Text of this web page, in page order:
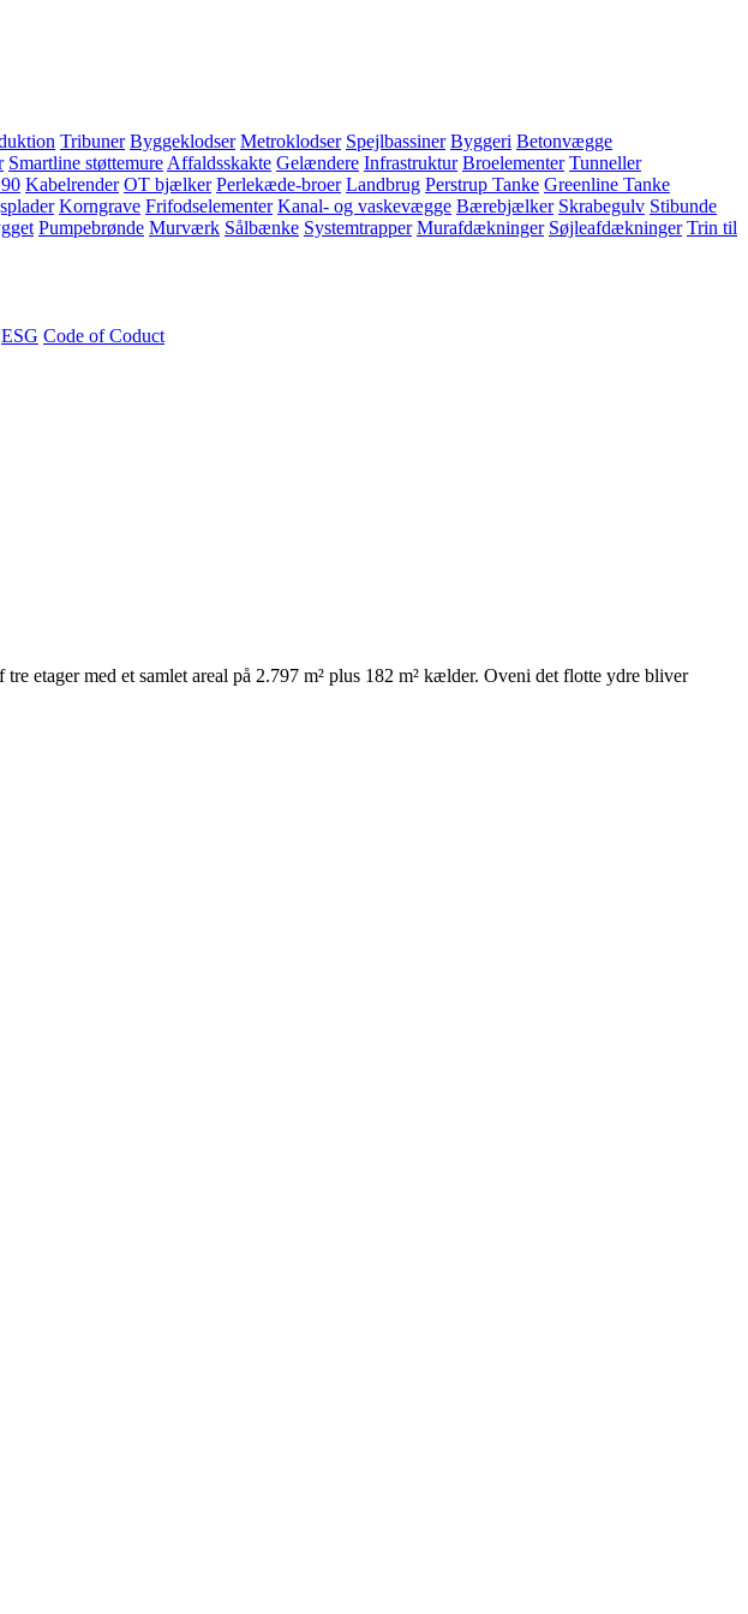
Tribuner Byggeklodser Metroklodser Spejlbassiner Byggeri Betonvægge
Smartline støttemure Affaldsskakte Gelændere Infrastruktur Broelementer Tunneller
Kabelrender OT bjælker Perlekæde-broer Landbrug Perstrup Tanke Greenline Tanke
Korngrave Frifodselementer Kanal- og vaskevægge Bærebjælker Skrabegulv Stibunde
Pumpebrønde Murværk Sålbænke Systemtrapper Murafdækninger Søjleafdækninger Trin til
ESG Code of Coduct
etager med et samlet areal på 2.797 m² plus 182 m² kælder. Oveni det flotte ydre bliver